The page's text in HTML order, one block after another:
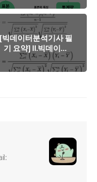
이해 (2)
[빅데이터분석기사 필
기 요약] II.빅데이터
탐색 - 02. 데이터 탐
색 (1)